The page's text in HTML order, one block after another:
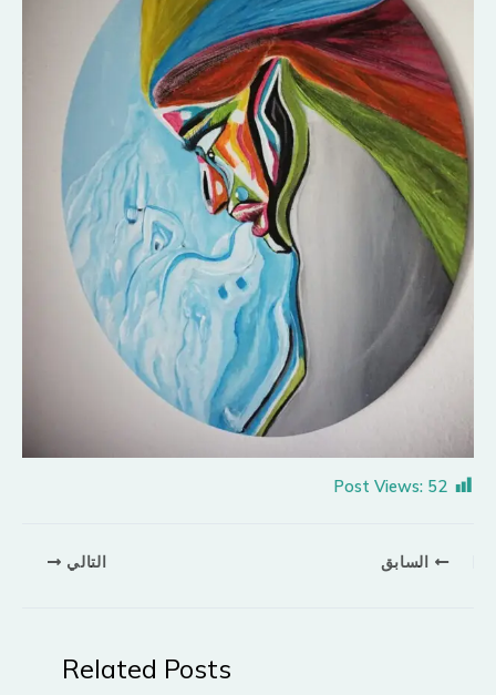
Post Views: 52
السابق التالي
Related Posts